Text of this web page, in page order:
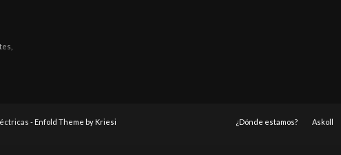
- Enfold Theme by Kriesi ¿Dónde estamos? Askoll